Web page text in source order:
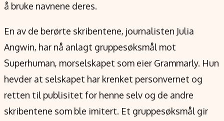
å bruke navnene deres.
En av de berørte skribentene, journalisten Julia
Angwin, har nå anlagt gruppesøksmål mot
Superhuman, morselskapet som eier Grammarly. Hun
hevder at selskapet har krenket personvernet og
retten til publisitet for henne selv og de andre
skribentene som ble imitert. Et gruppesøksmål gir